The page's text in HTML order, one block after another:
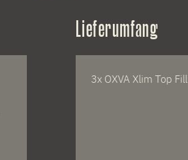
Lieferumfang
3x OXVA Xlim Top